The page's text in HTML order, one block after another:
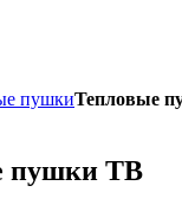
пушкиТепловые
пушки ТВ